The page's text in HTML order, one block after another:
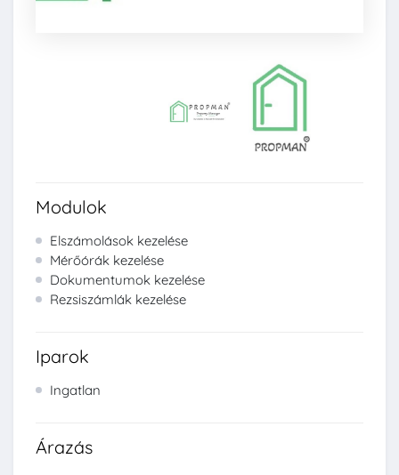
Modulok
Elszámolások kezelése
Mérőórák kezelése
Dokumentumok kezelése
Rezsiszámlák kezelése
Iparok
Ingatlan
Árazás